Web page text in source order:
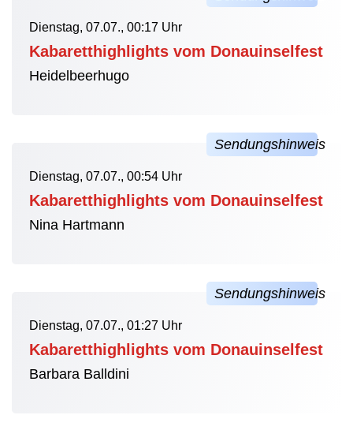
Dienstag, 07.07., 00:17 Uhr
Kabaretthighlights vom Donauinselfest
Heidelbeerhugo
Dienstag, 07.07., 00:54 Uhr
Kabaretthighlights vom Donauinselfest
Nina Hartmann
Dienstag, 07.07., 01:27 Uhr
Kabaretthighlights vom Donauinselfest
Barbara Balldini